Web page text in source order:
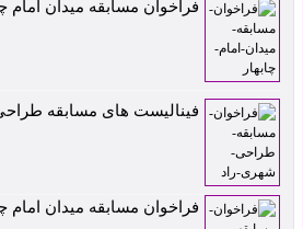
فراخوان مسابقه میدان امام
فینالیست های مسابقه
فراخوان مسابقه میدان امام